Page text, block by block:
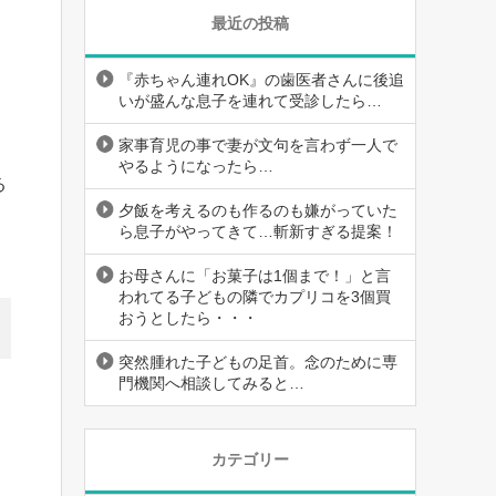
最近の投稿
『赤ちゃん連れOK』の歯医者さんに後追
いが盛んな息子を連れて受診したら…
家事育児の事で妻が文句を言わず一人で
やるようになったら…
夕飯を考えるのも作るのも嫌がっていた
ら息子がやってきて…斬新すぎる提案！
お母さんに「お菓子は1個まで！」と言
われてる子どもの隣でカプリコを3個買
おうとしたら・・・
突然腫れた子どもの足首。念のために専
門機関へ相談してみると…
カテゴリー